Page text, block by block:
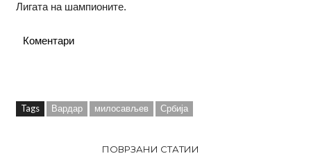
Лигата на шампионите.
Коментари
Tags Вардар милосављев Србија
ПОВРЗАНИ СТАТИИ